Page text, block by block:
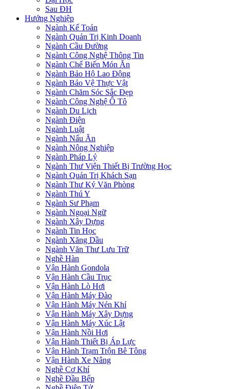
Sau ĐH
Hướng Nghiệp
Ngành Kế Toán
Ngành Quản Trị Kinh Doanh
Ngành Cầu Đường
Ngành Công Nghệ Thông Tin
Ngành Chế Biến Món Ăn
Ngành Bảo Hộ Lao Động
Ngành Bảo Vệ Thực Vật
Ngành Chăm Sóc Sắc Đẹp
Ngành Công Nghệ Ô Tô
Ngành Du Lịch
Ngành Điện
Ngành Luật
Ngành Nấu Ăn
Ngành Nông Nghiệp
Ngành Pháp Lý
Ngành Thư Viện Thiết Bị Trường Học
Ngành Quản Trị Khách Sạn
Ngành Thư Ký Văn Phòng
Ngành Thú Y
Ngành Sư Phạm
Ngành Ngoại Ngữ
Ngành Xây Dựng
Ngành Tin Học
Ngành Xăng Dầu
Ngành Văn Thư Lưu Trữ
Nghề Hàn
Vận Hành Gondola
Vận Hành Cầu Trục
Vận Hành Lò Hơi
Vận Hành Máy Đào
Vận Hành Máy Nén Khí
Vận Hành Máy Xây Dựng
Vận Hành Máy Xúc Lật
Vận Hành Nồi Hơi
Vận Hành Thiết Bị Áp Lực
Vận Hành Trạm Trộn Bê Tông
Vận Hành Xe Nâng
Nghề Cơ Khí
Nghề Đầu Bếp